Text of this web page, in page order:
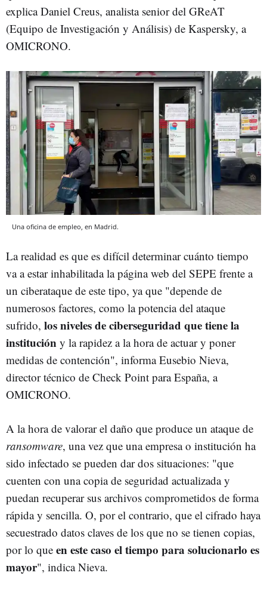
explica Daniel Creus, analista senior del GReAT
(Equipo de Investigación y Análisis) de Kaspersky, a
OMICRONO.
Una oficina de empleo, en Madrid.
La realidad es que es difícil determinar cuánto tiempo
va a estar inhabilitada la página web del SEPE frente a
un ciberataque de este tipo, ya que "depende de
numerosos factores, como la potencia del ataque
sufrido, los niveles de ciberseguridad que tiene la
institución y la rapidez a la hora de actuar y poner
medidas de contención", informa Eusebio Nieva,
director técnico de Check Point para España, a
OMICRONO.
A la hora de valorar el daño que produce un ataque de
ransomware, una vez que una empresa o institución ha
sido infectado se pueden dar dos situaciones: "que
cuenten con una copia de seguridad actualizada y
puedan recuperar sus archivos comprometidos de forma
rápida y sencilla. O, por el contrario, que el cifrado haya
secuestrado datos claves de los que no se tienen copias,
por lo que en este caso el tiempo para solucionarlo es
mayor", indica Nieva.